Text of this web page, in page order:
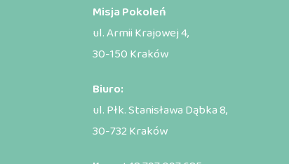
Misja Pokoleń
ul. Armii Krajowej 4,
30-150 Kraków
Biuro:
ul. Płk. Stanisława Dąbka 8,
30-732 Kraków